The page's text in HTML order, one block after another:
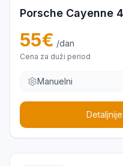
Porsche Cayenne
55€ /dan
Cena za duži period
Manuelni